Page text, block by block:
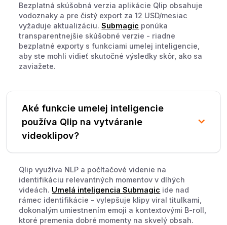
Bezplatná skúšobná verzia aplikácie Qlip obsahuje
vodoznaky a pre čistý export za 12 USD/mesiac
vyžaduje aktualizáciu.Submagic ponúka
transparentnejšie skúšobné verzie - riadne
bezplatné exporty s funkciami umelej inteligencie,
aby ste mohli vidieť skutočné výsledky skôr, ako sa
zaviažete.
Aké funkcie umelej inteligencie
používa Qlip na vytváranie
videoklipov?
Qlip využíva NLP a počítačové videnie na
identifikáciu relevantných momentov v dlhých
videách. Umelá inteligencia Submagic ide nad
rámec identifikácie - vylepšuje klipy viral titulkami,
dokonalým umiestnením emoji a kontextovými B-roll,
ktoré premenia dobré momenty na skvelý obsah.